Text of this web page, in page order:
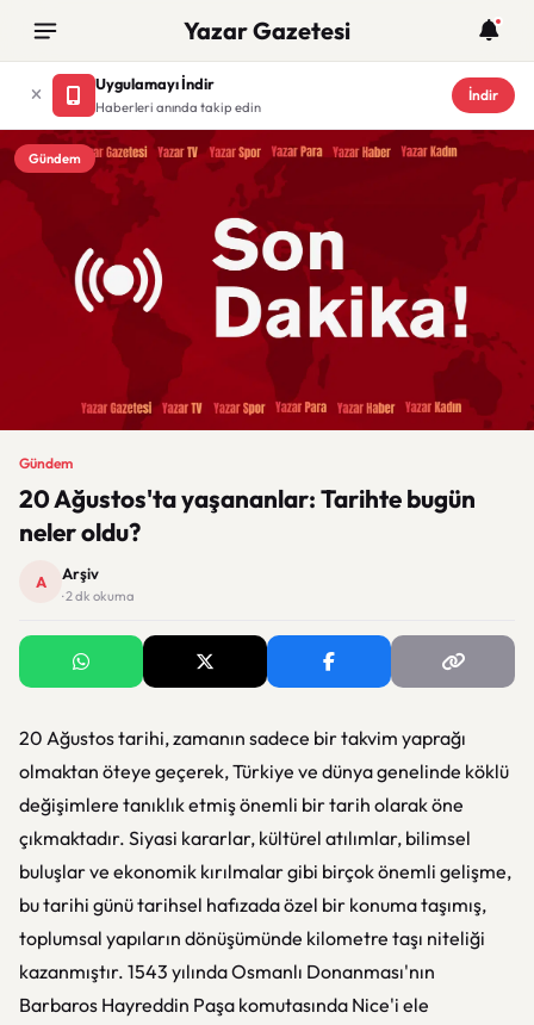
Yazar Gazetesi
Uygulamayı İndir
Haberleri anında takip edin
İndir
Gündem
Gündem
20 Ağustos'ta yaşananlar: Tarihte bugün
neler oldu?
A Arşiv
· 2 dk okuma
20 Ağustos tarihi, zamanın sadece bir takvim yaprağı
olmaktan öteye geçerek, Türkiye ve dünya genelinde köklü
değişimlere tanıklık etmiş önemli bir tarih olarak öne
çıkmaktadır. Siyasi kararlar, kültürel atılımlar, bilimsel
buluşlar ve ekonomik kırılmalar gibi birçok önemli gelişme,
bu tarihi günü tarihsel hafızada özel bir konuma taşımış,
toplumsal yapıların dönüşümünde kilometre taşı niteliği
kazanmıştır. 1543 yılında Osmanlı Donanması'nın
Barbaros Hayreddin Paşa komutasında Nice'i ele